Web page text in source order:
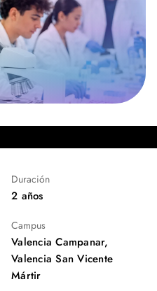
Duración
2 años
Campus
Valencia Campanar,
Valencia San Vicente
Mártir